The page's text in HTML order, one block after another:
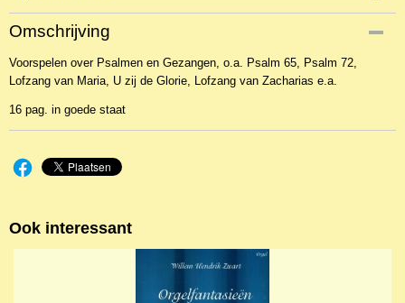
Productcode
NBLNOr-920
EAN code
WIL737
Omschrijving
Voorspelen over Psalmen en Gezangen, o.a. Psalm 65, Psalm 72,
Lofzang van Maria, U zij de Glorie, Lofzang van Zacharias e.a.
16 pag. in goede staat
Ook interessant